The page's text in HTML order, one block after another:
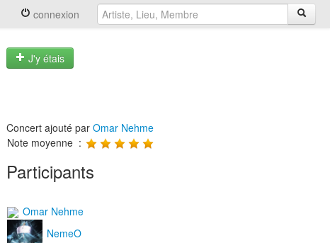
connexion
J'y étais
Concert ajouté par Omar Nehme
Note moyenne :
Participants
Omar Nehme
NemeO